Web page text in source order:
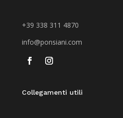
+39 338 311 4870
info@ponsiani.com
Collegamenti utili